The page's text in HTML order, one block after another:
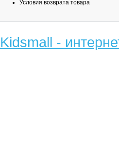
Условия возврата товара
Kidsmall -